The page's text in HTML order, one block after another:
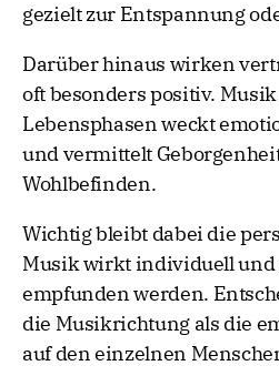
gezielt zur Entspannung
Darüber hinaus wirken
oft besonders positiv.
Lebensphasen weckt
und vermittelt
Wohlbefinden.
Wichtig bleibt dabei die
Musik wirkt individuell und
empfunden werden.
die Musikrichtung als die
auf den einzelnen